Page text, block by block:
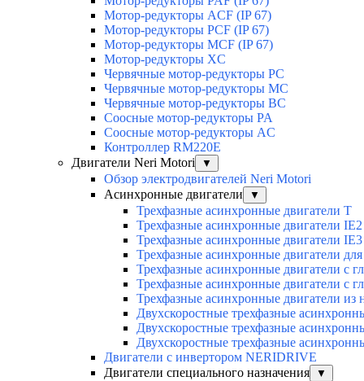
Мотор-редукторы ACF (IP 67)
Мотор-редукторы PCF (IP 67)
Мотор-редукторы MCF (IP 67)
Мотор-редукторы XC
Червячные мотор-редукторы PC
Червячные мотор-редукторы MC
Червячные мотор-редукторы BC
Соосные мотор-редукторы PA
Соосные мотор-редукторы AC
Контроллер RM220E
Двигатели Neri Motori
▼
Обзор электродвигателей Neri Motori
Асинхронные двигатели
▼
Трехфазные асинхронные двигатели Т
Трехфазные асинхронные двигатели
Трехфазные асинхронные двигатели
Трехфазные асинхронные двигатели
Трехфазные асинхронные двигатели с
Трехфазные асинхронные двигатели с
Трехфазные асинхронные двигатели
Двухскоростные трехфазные
Двухскоростные трехфазные
Двухскоростные трехфазные
Двигатели с инвертором NERIDRIVE
Двигатели специального назначения
▼